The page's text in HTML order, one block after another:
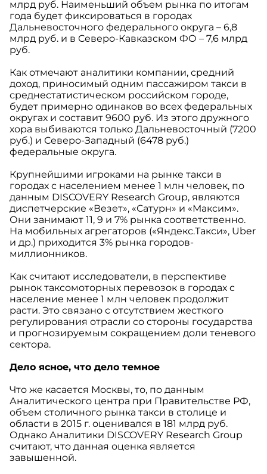
млрд руб. Наименьший объем рынка по итогам
года будет фиксироваться в городах
Дальневосточного федерального округа – 6,8
млрд руб. и в Северо-Кавказском ФО – 7,6 млрд
руб.
Как отмечают аналитики компании, средний
доход, приносимый одним пассажиром такси в
среднестатистическом российском городе,
будет примерно одинаков во всех федеральных
округах и составит 9600 руб. Из этого дружного
хора выбиваются только Дальневосточный (7200
руб.) и Северо-Западный (6478 руб.)
федеральные округа.
Крупнейшими игроками на рынке такси в
городах с населением менее 1 млн человек, по
данным DISCOVERY Research Group, являются
диспетчерские «Везет», «Сатурн» и «Максим».
Они занимают 11, 9 и 7% рынка соответственно.
На мобильных агрегаторов («Яндекс.Такси», Uber
и др.) приходится 3% рынка городов-
миллионников.
Как считают исследователи, в перспективе
рынок таксомоторных перевозок в городах с
население менее 1 млн человек продолжит
расти. Это связано с отсутствием жесткого
регулирования отрасли со стороны государства
и прогнозируемым сокращением доли теневого
сектора.
Дело ясное, что дело темное
Что же касается Москвы, то, по данным
Аналитического центра при Правительстве РФ,
объем столичного рынка такси в столице и
области в 2015 г. оценивался в 181 млрд руб.
Однако Аналитики DISCOVERY Research Group
считают, что данная оценка является
завышенной.